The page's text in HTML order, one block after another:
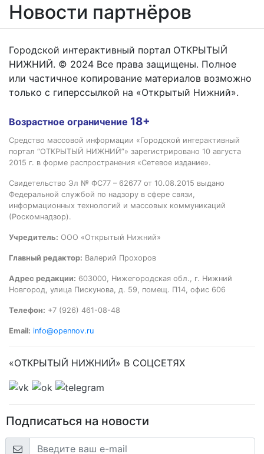
Новости партнёров
Городской интерактивный портал ОТКРЫТЫЙ
НИЖНИЙ. © 2024 Все права защищены. Полное
или частичное копирование материалов возможно
только с гиперссылкой на «Открытый Нижний».
Возрастное ограничение 18+
Средство массовой информации «Городской интерактивный
портал “ОТКРЫТЫЙ НИЖНИЙ”» зарегистрировано 10 августа
2015 г. в форме распространения «Сетевое издание».
Свидетельство Эл № ФС77 – 62677 от 10.08.2015 выдано
Федеральной службой по надзору в сфере связи,
информационных технологий и массовых коммуникаций
(Роскомнадзор).
Учредитель: ООО «Открытый Нижний»
Главный редактор: Валерий Прохоров
Адрес редакции: 603000, Нижегородская обл., г. Нижний
Новгород, улица Пискунова, д. 59, помещ. П14, офис 606
Телефон: +7 (926) 461-08-48
Email: info@opennov.ru
«ОТКРЫТЫЙ НИЖНИЙ» В СОЦСЕТЯХ
Подписаться на новости